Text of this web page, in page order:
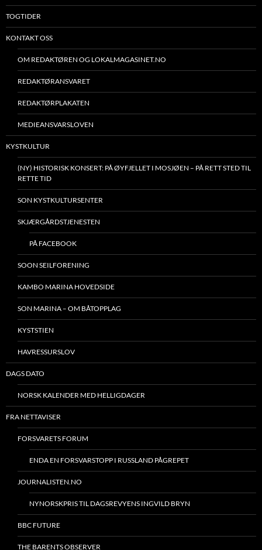
TOGTIDER
KONTAKT OSS
OM REDAKTØREN OG LOKALMAGASINET.NO
REDAKTØRANSVARET
REDAKTØRPLAKATEN
MEDIEANSVARSLOVEN
KYSTKULTUR
(NY) HISTORISK KONSERT: PÅ ØYFJELLET I MOSJØEN – PÅ RETT STED TIL
RETTE TID
SON KYSTKULTURSENTER
SKJÆRGÅRDSTJENESTEN
PÅ FACEBOOK
SOON SEILFORENING
KAMBO MARINA HOVEDSIDE
SON MARINA – OM BÅTOPPLAG
KYSTSTIEN
HAVRESSURSLOV
DAGS DATO
NORSK KALENDER MED HELLIGDAGER
FRA NETTAVISER
FORSVARETS FORUM
ENDA EN FORSVARSTOPP I RUSSLAND PÅGREPET
JOURNALISTEN.NO
NYNORSKPRIS TIL DAGSREVYENS INGVILD BRYN
BBC FUTURE
THE BARENTS OBSERVER